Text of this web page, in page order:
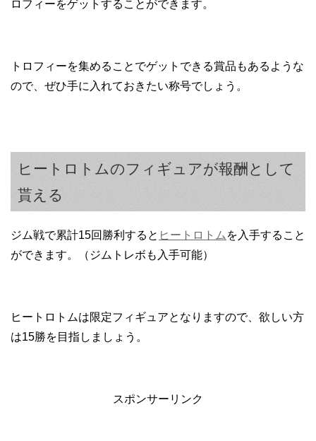
ロフィーをゲットすることができます。
トロフィーを集めることでゲットできる賞品もあるような
ので、ぜひ手に入れておきたい称号でしょう。
ヒートロトムのフィギュアが報酬として
貰える
ジム戦で累計15回勝利すると ヒートロトム を入手すること
ができます。（ジムトレボも入手可能）
ヒートロトムは限定フィギュアとなりますので、欲しい方
は15勝を目指しましょう。
スポンサーリンク